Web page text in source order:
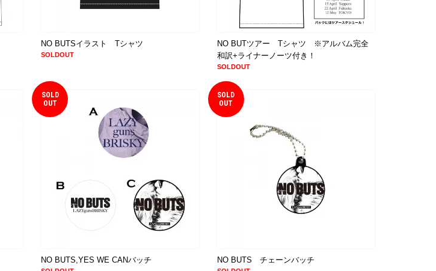
NO BUTSイラスト Tシャツ
SOLDOUT
NO BUTツアー Tシャツ ※アルバム完全
和訳+ライナーノーツ付き！
SOLDOUT
SOLD
OUT
NO BUTS,YES WE CANバッチ
SOLD
OUT
NO BUTS チェーンバッチ